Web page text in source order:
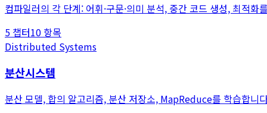
컴파일러의 각 단계: 어휘·구문·의미 분석, 중간 코드 생성, 최적화
5 챕터10 항목
Distributed Systems
분산시스템
분산 모델, 합의 알고리즘, 분산 저장소, MapReduce를 학습합니